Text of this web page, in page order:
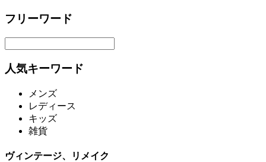
フリーワード
人気キーワード
メンズ
レディース
キッズ
雑貨
ヴィンテージ、リメイク